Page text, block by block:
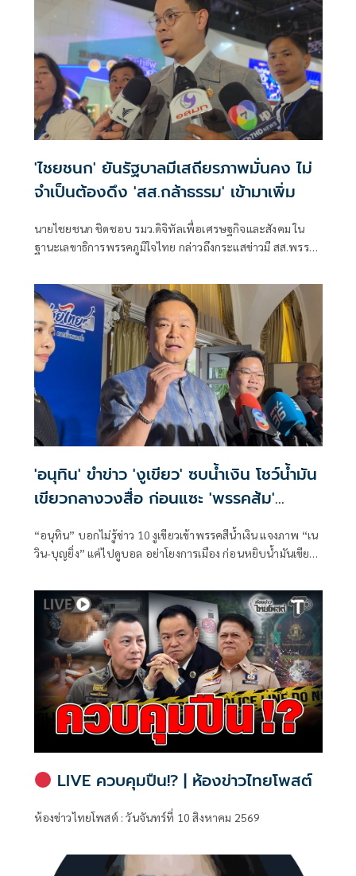
'ไชยชนก' ยันรัฐบาลมีเสถียรภาพมั่นคง ไม่
จำเป็นต้องดึง 'สส.กล้าธรรม' เข้ามาเพิ่ม
นายไชยชนก ชิดชอบ รมว.ดิจิทัลเพื่อเศรษฐกิจและสังคม ใน
ฐานะเลขาธิการพรรคภูมิใจไทย กล่าวถึงกระแสข่าวมี สส.พรรค
พรรค กธ. จะย้ายไปอยู่กับพรรคภูมิใจไทยในการเลือกตั้งครั้ง
หน้า และเพื่อเติมเสียงให้รัฐบาล ว่า รัฐบาลมีเสถียรภาพและมี
ความมั่นคงมากๆ ไม่ใช่แค่เพียงพรรคเรา แต่เรายังมีพรรคร่วม
รัฐบาลเป็นพันธมิตร เพราะฉะนั้นในเรื่องเสถียรภาพตนคิดว่ามี
ส่วนที่มีการถามเมื่อสักครู่ว่ามีการเติมเสียงนั้นตนไม่ได้ยิน
'อนุทิน' ขำข่าว 'งูเขียว' ซบน้ำเงิน โชว์น้ำมัน
เขียวกลางวงสื่อ ก่อนแซะ 'พรรคส้ม'
“อนุทิน” บอกไม่รู้ข่าว 10 งูเขียวเข้าพรรคสีน้ำเงิน แจงภาพ “เน
วิน-บุญยิ่ง” แค่ไปดูบอล อย่าโยงการเมือง ก่อนหยิบน้ำมันเขียว
LIVE ควบคุมปืน!? | ห้องข่าวไทยโพสต์
ห้องข่าวไทยโพสต์ : วันจันทร์ที่ 10 สิงหาคม 2569